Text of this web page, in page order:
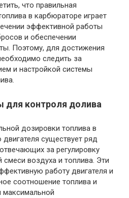
что правильная
в карбюраторе играет
эффективной работы
и обеспечении
Поэтому, для достижения
следить за
и настройкой системы
для контроля долива
дозировки топлива в
существует ряд
за регулировку
воздуха и топлива. Эти
работу двигателя и
соотношение топлива и
максимальной